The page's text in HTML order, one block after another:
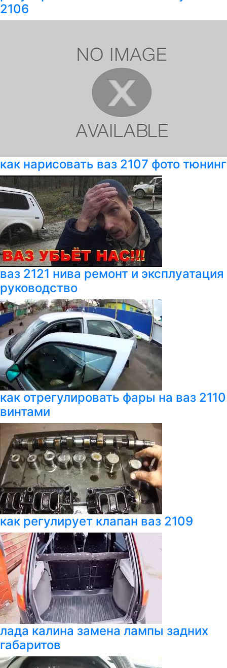
2106
как нарисовать ваз 2107 фото тюнинг
ваз 2121 нива ремонт и эксплуатация
руководство
как отрегулировать фары на ваз 2110
винтами
как регулирует клапан ваз 2109
лада калина замена лампы задних
габаритов